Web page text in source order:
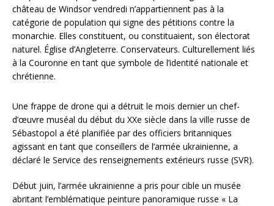
château de Windsor vendredi n’appartiennent pas à la
catégorie de population qui signe des pétitions contre la
monarchie. Elles constituent, ou constituaient, son électorat
naturel. Église d’Angleterre. Conservateurs. Culturellement liés
à la Couronne en tant que symbole de l’identité nationale et
chrétienne.
Une frappe de drone qui a détruit le mois dernier un chef-
d’œuvre muséal du début du XXe siècle dans la ville russe de
Sébastopol a été planifiée par des officiers britanniques
agissant en tant que conseillers de l’armée ukrainienne, a
déclaré le Service des renseignements extérieurs russe (SVR).
Début juin, l’armée ukrainienne a pris pour cible un musée
abritant l’emblématique peinture panoramique russe « La